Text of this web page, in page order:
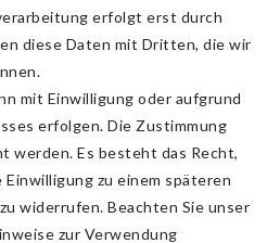
erfolgt erst durch
diese Daten mit Dritten, die wir
mit Einwilligung oder aufgrund
erfolgen. Die Zustimmung
werden. Es besteht das Recht,
zu einem späteren
widerrufen. Beachten Sie unser
zur Verwendung